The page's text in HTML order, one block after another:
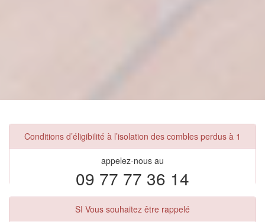
Conditions d’éligibilité à l’isolation des combles perdus à 1
appelez-nous au
09 77 77 36 14
SI Vous souhaitez être rappelé